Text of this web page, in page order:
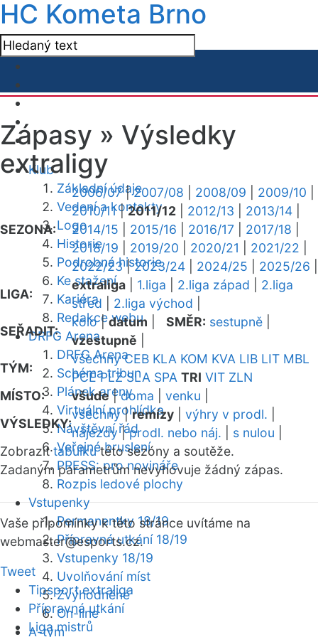
HC Kometa Brno
Klub
Základní údaje
Vedení a kontakty
Logo
Historie
Podrobná historie
Ke stažení
Kariéra
Redakce webu
DRFG Arena
DRFG Arena
Schéma tribun
Plánek areny
Virtuální prohlídka
Návštěvní řád
Veřejné bruslení
PRESS: pro novináře
Rozpis ledové plochy
Vstupenky
Permanentky 18/19
Přípravná utkání 18/19
Vstupenky 18/19
Uvolňování míst
Zvýhodněné
On-line
A-tým
Zápasy » Výsledky
extraligy
SEZONA:
2006/07|2007/08 2008/09 2009/10
2010/11|2011/12 2012/13 2013/14
2014/15
2015/16 2016/17 2017/18
2018/19
2019/20 2020/21 2021/22
2022/23|2023/24 2024/25 2025/26
LIGA:
extraliga 1.liga 2.liga západ
2.liga
střed
2.liga východ
SEŘADIT:
kolo|datum SMĚR: sestupně
vzestupně
TÝM:
všechny CEB KLA KOM KVA LIB LIT MBL
PCE PLZ SLA SPA TRI VIT ZLN
MÍSTO:
všude|doma venku
VÝSLEDKY:
všechny|remízy výhry v prodl.
nájezdy|prodl. nebo náj. s nulou
Zobrazittabulkutéto sezóny a soutěže.
Zadaným parametrům nevyhovuje žádný zápas.
Vaše připomínky k této stránce uvítáme na
webmaster@esports.cz.
Tweet
Tipsport extraliga
Přípravná utkání
Liga mistrů